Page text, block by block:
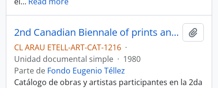
2nd Canadian Biennale of prints and drawings
CL ARAU ETELL-ART-CAT-1216 ·
Unidad documental simple · 1980
Parte de Fondo Eugenio Téllez
Catálogo de obras y artistas participantes en la 2da